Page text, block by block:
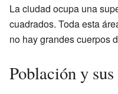
La ciudad ocupa una
cuadrados. Toda esta
no hay grandes cuerpos
Población y